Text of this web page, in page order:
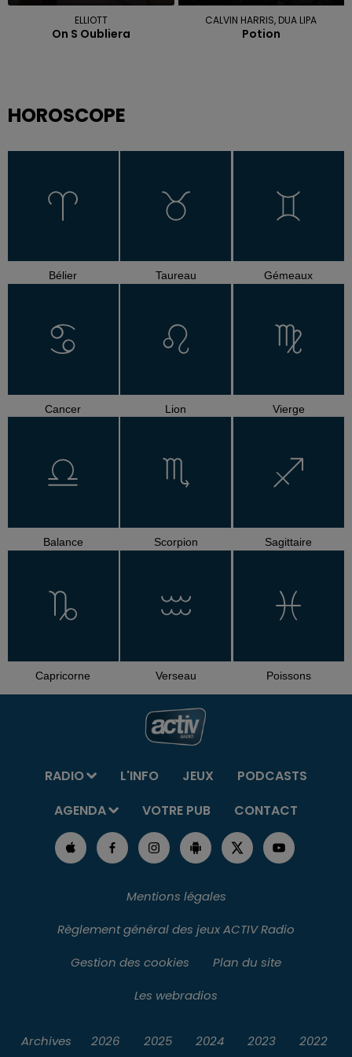
ELLIOTT
On S Oubliera
CALVIN HARRIS, DUA LIPA
Potion
HOROSCOPE
Bélier Taureau Gémeaux
Cancer Lion Vierge
Balance Scorpion Sagittaire
Capricorne Verseau Poissons
RADIO L'INFO JEUX
PODCASTS
AGENDA
VOTRE PUB CONTACT
Mentions légales
Règlement général des jeux ACTIV Radio
Gestion des cookies
Plan du site
Les webradios
Archives 2026 2025 2024 2023 2022